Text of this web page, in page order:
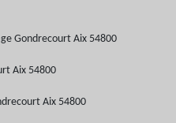
Gondrecourt Aix 54800
Aix 54800
Aix 54800